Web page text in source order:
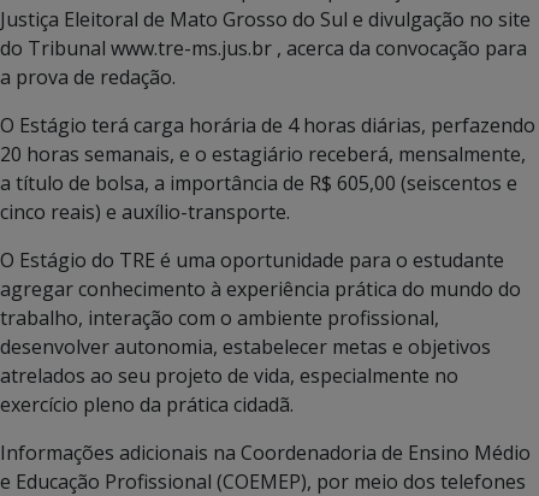
Justiça Eleitoral de Mato Grosso do Sul e divulgação no site
do Tribunal www.tre-ms.jus.br , acerca da convocação para
a prova de redação.
O Estágio terá carga horária de 4 horas diárias, perfazendo
20 horas semanais, e o estagiário receberá, mensalmente,
a título de bolsa, a importância de R$ 605,00 (seiscentos e
cinco reais) e auxílio-transporte.
O Estágio do TRE é uma oportunidade para o estudante
agregar conhecimento à experiência prática do mundo do
trabalho, interação com o ambiente profissional,
desenvolver autonomia, estabelecer metas e objetivos
atrelados ao seu projeto de vida, especialmente no
exercício pleno da prática cidadã.
Informações adicionais na Coordenadoria de Ensino Médio
e Educação Profissional (COEMEP), por meio dos telefones